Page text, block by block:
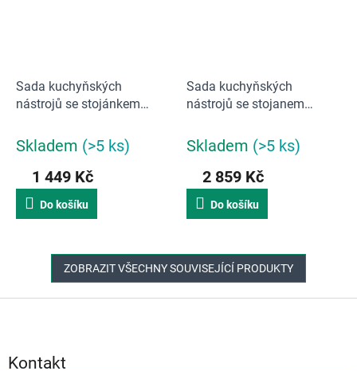
Sada kuchyňských
nástrojů se stojánkem
10569 Fusion 3
Skladem (>5 ks)
1 449 Kč
Do košíku
Sada kuchyňských
nástrojů se stojanem
10118 | barevný
Skladem (>5 ks)
2 859 Kč
Do košíku
ZOBRAZIT VŠECHNY SOUVISEJÍCÍ PRODUKTY
Kontakt